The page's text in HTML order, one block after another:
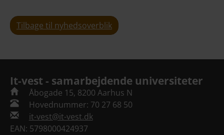
Tilbage til nyhedsoverblik
It-vest - samarbejdende universiteter
Åbogade 15, 8200 Aarhus N
Hovednummer: 70 27 68 50
it-vest@it-vest.dk
EAN: 5798000424937